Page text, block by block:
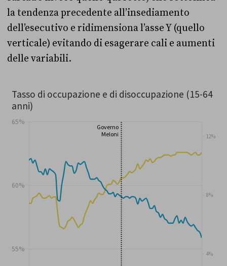
la tendenza precedente all’insediamento
dell’esecutivo e ridimensiona l’asse Y (quello
verticale) evitando di esagerare cali e aumenti
delle variabili.